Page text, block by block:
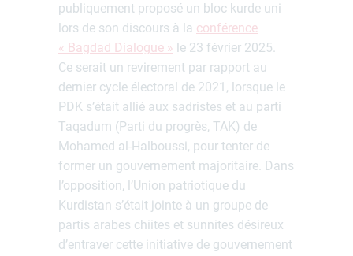
publiquement proposé un bloc kurde uni
lors de son discours à la conférence
« Bagdad Dialogue » le 23 février 2025.
Ce serait un revirement par rapport au
dernier cycle électoral de 2021, lorsque le
PDK s’était allié aux sadristes et au parti
Taqadum (Parti du progrès, TAK) de
Mohamed al-Halboussi, pour tenter de
former un gouvernement majoritaire. Dans
l’opposition, l’Union patriotique du
Kurdistan s’était jointe à un groupe de
partis arabes chiites et sunnites désireux
d’entraver cette initiative de gouvernement